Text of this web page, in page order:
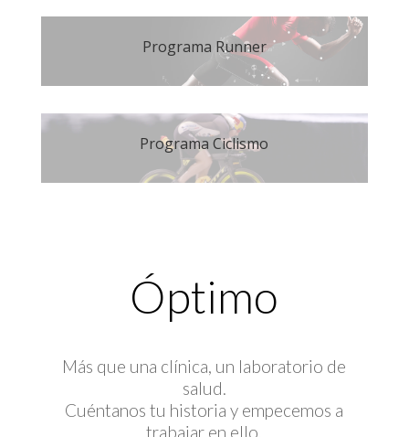
Programa Runner
Programa Ciclismo
Óptimo
Más que una clínica, un laboratorio de
salud.
Cuéntanos tu historia y empecemos a
trabajar en ello.